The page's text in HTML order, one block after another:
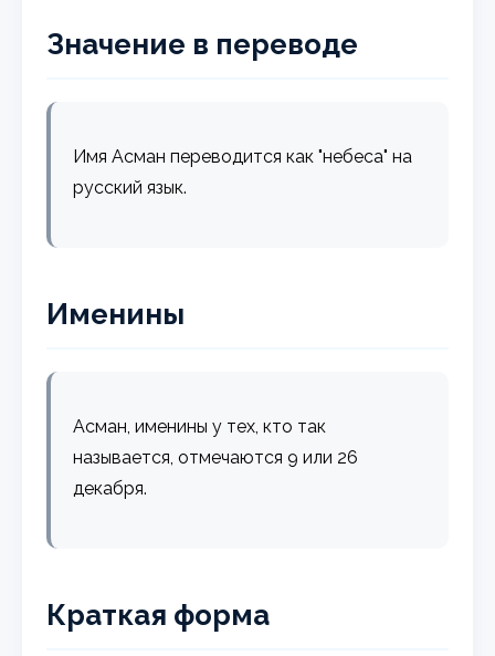
Значение в переводе
Имя Асман переводится как "небеса" на
русский язык.
Именины
Асман, именины у тех, кто так
называется, отмечаются 9 или 26
декабря.
Краткая форма